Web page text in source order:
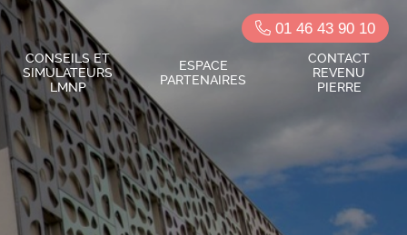
CONSEILS ET
SIMULATEURS
LMNP
ESPACE
PARTENAIRES
CONTACT
REVENU
PIERRE
01 46 43 90 10